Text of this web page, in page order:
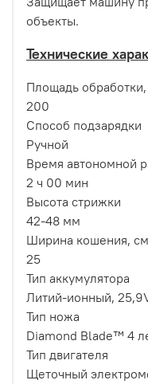
объекты.
Технические
Площадь
200
Способ подзарядки
Ручной
Время автономной
2 ч 00 мин
Высота стрижки
42-48 мм
Ширина кошения, см
25
Тип аккумулятора
Литий-ионный,
Тип ножа
Diamond Blade™ 4
Тип двигателя
Щеточный